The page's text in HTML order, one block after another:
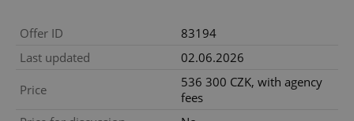
Offer ID
83194
Last updated
02.06.2026
Price
536 300 CZK, with agency
fees